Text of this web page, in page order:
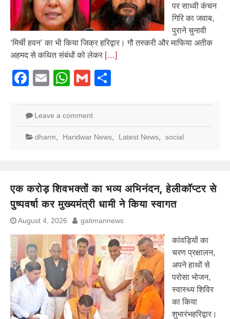
पर साध्वी कंचन
गिरि का जवाब,
पुराने चुनावी
‘मिर्ची हवन’ का भी किया जिक्र हरिद्वार। गौ तस्करी और माफिया अतीक
अहमद से कथित संबंधों को लेकर […]
Facebook
EmailWhatsApp
Gmail
Leave a comment
dharm Haridwar News Latest News social
एक करोड़ शिवभक्तों का भव्य अभिनंदन, हेलीकॉप्टर से
पुष्पवर्षा कर मुख्यमंत्री धामी ने किया स्वागत
August 4, 2026 gatimannews
कांवड़ियों का
चरण प्रक्षालन,
अपने हाथों से
परोसा भोजन,
स्वास्थ्य शिविर
का किया
शुभारंभहरिद्वार।